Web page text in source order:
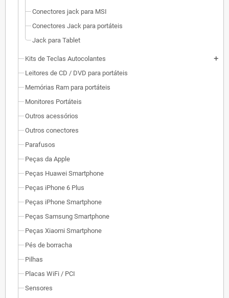
Conectores jack para MSI
Conectores Jack para portáteis
Jack para Tablet
Kits de Teclas Autocolantes add
Leitores de CD / DVD para portáteis
Memórias Ram para portáteis
Monitores Portáteis
Outros acessórios
Outros conectores
Parafusos
Peças da Apple
Peças Huawei Smartphone
Peças iPhone 6 Plus
Peças iPhone Smartphone
Peças Samsung Smartphone
Peças Xiaomi Smartphone
Pés de borracha
Pilhas
Placas WiFi / PCI
Sensores